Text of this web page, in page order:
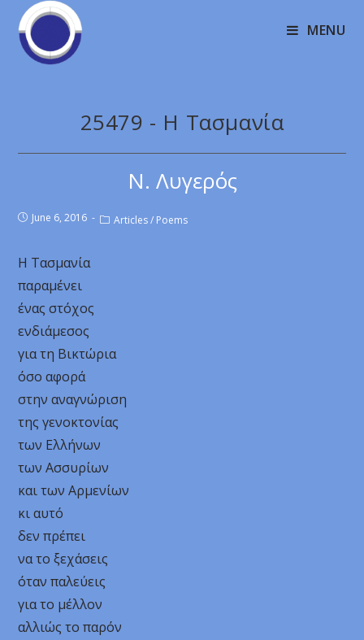
MENU
25479 - Η Τασμανία
Ν. Λυγερός
June 6, 2016 Articles / Poems
Η Τασμανία
παραμένει
ένας στόχος
ενδιάμεσος
για τη Βικτώρια
όσο αφορά
στην αναγνώριση
της γενοκτονίας
των Ελλήνων
των Ασσυρίων
και των Αρμενίων
κι αυτό
δεν πρέπει
να το ξεχάσεις
όταν παλεύεις
για το μέλλον
αλλιώς το παρόν